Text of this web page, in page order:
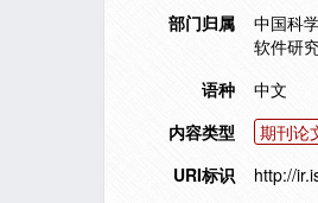
部门归属
中国科
软件研
语种
中文
内容类型
期刊论
URI标识
http://